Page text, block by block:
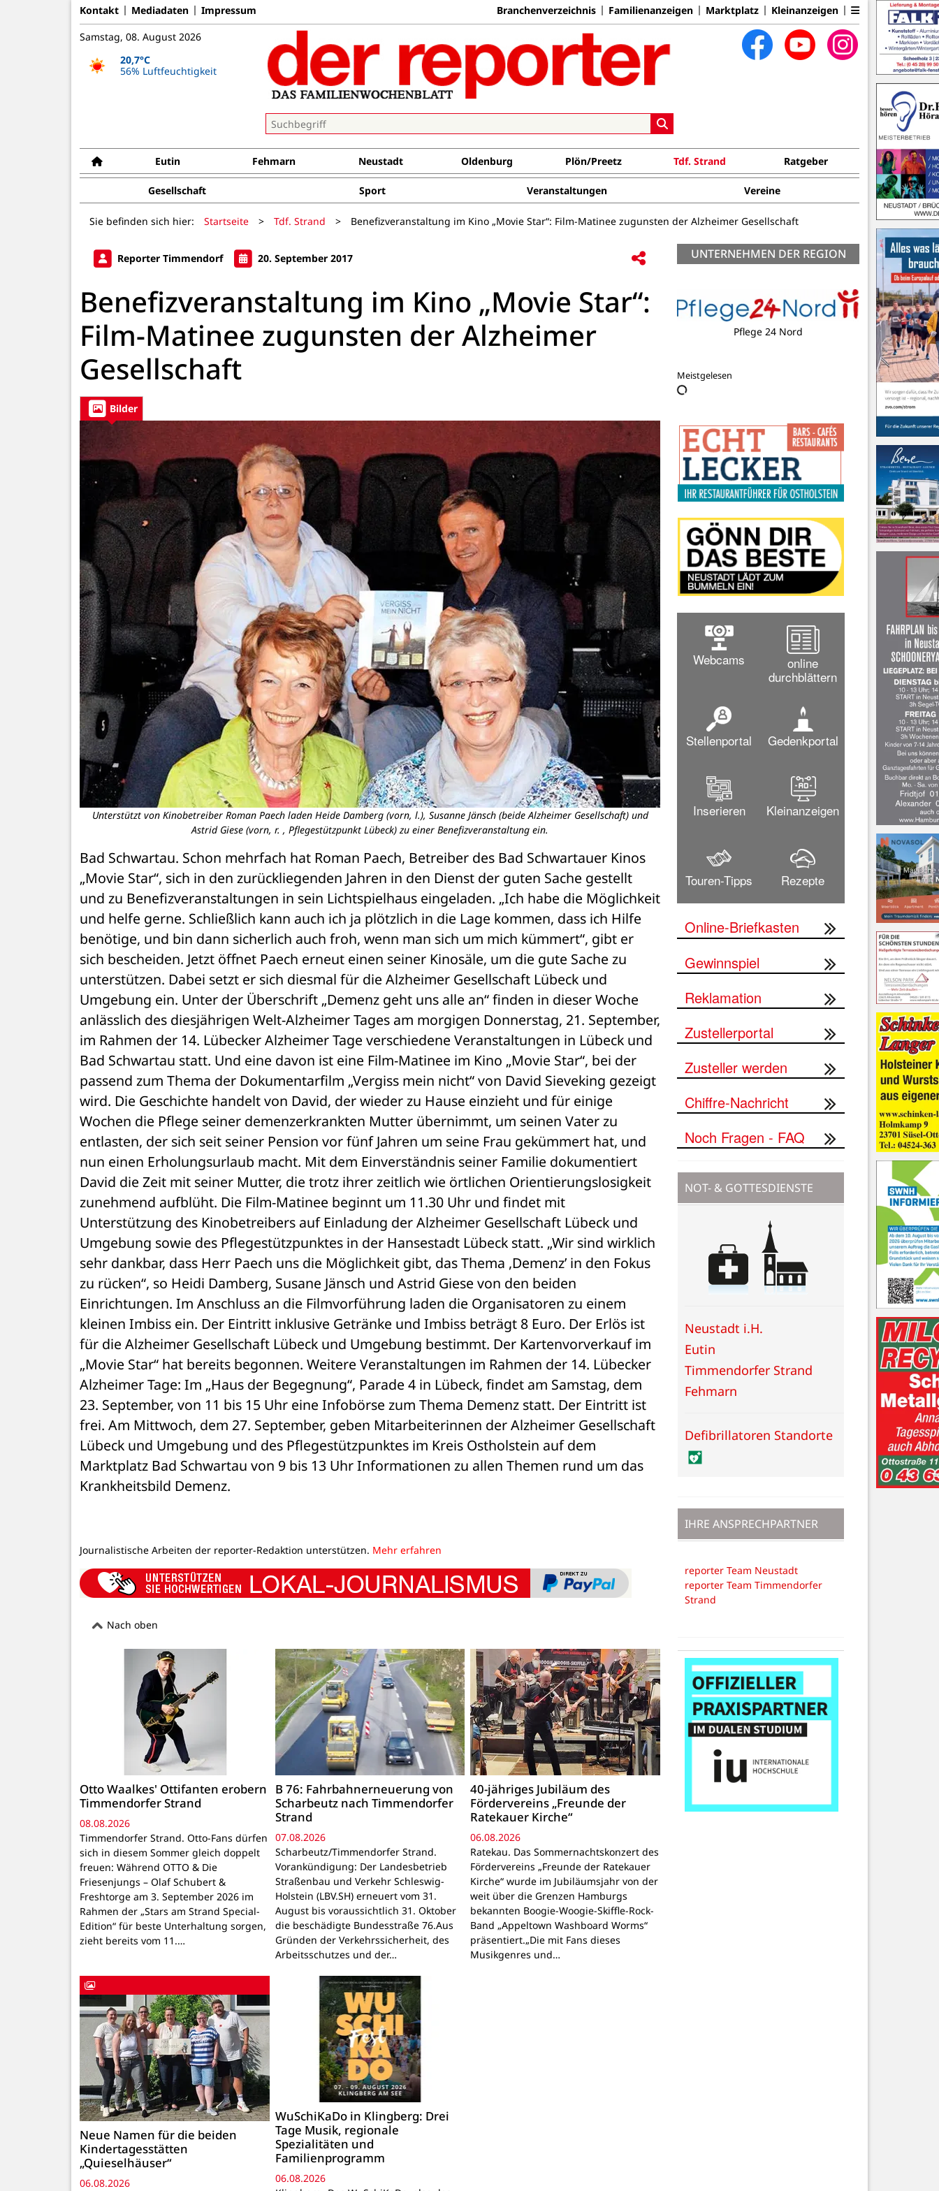
Kontakt Mediadaten Impressum Branchenverzeichnis Familienanzeigen Marktplatz Kleinanzeigen
Samstag, 08. August 2026
20,7°C
56% Luftfeuchtigkeit
Eutin Fehmarn Neustadt Oldenburg Plön/Preetz Tdf. Strand Ratgeber
Gesellschaft Sport Veranstaltungen Vereine
Sie befinden sich hier: Startseite > Tdf. Strand > Benefizveranstaltung im Kino „Movie Star“: Film-Matinee zugunsten der Alzheimer Gesellschaft
Reporter Timmendorf 20. September 2017
Benefizveranstaltung im Kino „Movie Star“:
Film-Matinee zugunsten der Alzheimer
Gesellschaft
Bilder
Unterstützt von Kinobetreiber Roman Paech laden Heide Damberg (vorn, l.), Susanne Jänsch (beide Alzheimer Gesellschaft) und
Astrid Giese (vorn, r. , Pflegestützpunkt Lübeck) zu einer Benefizveranstaltung ein.
Bad Schwartau. Schon mehrfach hat Roman Paech, Betreiber des Bad Schwartauer Kinos
„Movie Star“, sich in den zurückliegenden Jahren in den Dienst der guten Sache gestellt
und zu Benefizveranstaltungen in sein Lichtspielhaus eingeladen. „Ich habe die Möglichkeit
und helfe gerne. Schließlich kann auch ich ja plötzlich in die Lage kommen, dass ich Hilfe
benötige, und bin dann sicherlich auch froh, wenn man sich um mich kümmert“, gibt er
sich bescheiden. Jetzt öffnet Paech erneut einen seiner Kinosäle, um die gute Sache zu
unterstützen. Dabei setzt er sich diesmal für die Alzheimer Gesellschaft Lübeck und
Umgebung ein. Unter der Überschrift „Demenz geht uns alle an“ finden in dieser Woche
anlässlich des diesjährigen Welt-Alzheimer Tages am morgigen Donnerstag, 21. September,
im Rahmen der 14. Lübecker Alzheimer Tage verschiedene Veranstaltungen in Lübeck und
Bad Schwartau statt. Und eine davon ist eine Film-Matinee im Kino „Movie Star“, bei der
passend zum Thema der Dokumentarfilm „Vergiss mein nicht“ von David Sieveking gezeigt
wird. Die Geschichte handelt von David, der wieder zu Hause einzieht und für einige
Wochen die Pflege seiner demenzerkrankten Mutter übernimmt, um seinen Vater zu
entlasten, der sich seit seiner Pension vor fünf Jahren um seine Frau gekümmert hat, und
nun einen Erholungsurlaub macht. Mit dem Einverständnis seiner Familie dokumentiert
David die Zeit mit seiner Mutter, die trotz ihrer zeitlich wie örtlichen Orientierungslosigkeit
zunehmend aufblüht. Die Film-Matinee beginnt um 11.30 Uhr und findet mit
Unterstützung des Kinobetreibers auf Einladung der Alzheimer Gesellschaft Lübeck und
Umgebung sowie des Pflegestützpunktes in der Hansestadt Lübeck statt. „Wir sind wirklich
sehr dankbar, dass Herr Paech uns die Möglichkeit gibt, das Thema ,Demenz’ in den Fokus
zu rücken“, so Heidi Damberg, Susane Jänsch und Astrid Giese von den beiden
Einrichtungen. Im Anschluss an die Filmvorführung laden die Organisatoren zu einem
kleinen Imbiss ein. Der Eintritt inklusive Getränke und Imbiss beträgt 8 Euro. Der Erlös ist
für die Alzheimer Gesellschaft Lübeck und Umgebung bestimmt. Der Kartenvorverkauf im
„Movie Star“ hat bereits begonnen. Weitere Veranstaltungen im Rahmen der 14. Lübecker
Alzheimer Tage: Im „Haus der Begegnung“, Parade 4 in Lübeck, findet am Samstag, dem
23. September, von 11 bis 15 Uhr eine Infobörse zum Thema Demenz statt. Der Eintritt ist
frei. Am Mittwoch, dem 27. September, geben Mitarbeiterinnen der Alzheimer Gesellschaft
Lübeck und Umgebung und des Pflegestützpunktes im Kreis Ostholstein auf dem
Marktplatz Bad Schwartau von 9 bis 13 Uhr Informationen zu allen Themen rund um das
Krankheitsbild Demenz.
Journalistische Arbeiten der reporter-Redaktion unterstützen. Mehr erfahren
Nach oben
Otto Waalkes' Ottifanten erobern
Timmendorfer Strand
08.08.2026
Timmendorfer Strand. Otto-Fans dürfen
sich in diesem Sommer gleich doppelt
freuen: Während OTTO & Die
Friesenjungs – Olaf Schubert &
Freshtorge am 3. September 2026 im
Rahmen der „Stars am Strand Special-
Edition“ für beste Unterhaltung sorgen,
zieht bereits vom 11.…
B 76: Fahrbahnerneuerung von
Scharbeutz nach Timmendorfer
Strand
07.08.2026
Scharbeutz/Timmendorfer Strand.
Vorankündigung: Der Landesbetrieb
Straßenbau und Verkehr Schleswig-
Holstein (LBV.SH) erneuert vom 31.
August bis voraussichtlich 31. Oktober
die beschädigte Bundesstraße 76.Aus
Gründen der Verkehrssicherheit, des
Arbeitsschutzes und der…
40-jähriges Jubiläum des
Fördervereins „Freunde der
Ratekauer Kirche“
06.08.2026
Ratekau. Das Sommernachtskonzert des
Fördervereins „Freunde der Ratekauer
Kirche“ wurde im Jubiläumsjahr von der
weit über die Grenzen Hamburgs
bekannten Boogie-Woogie-Skiffle-Rock-
Band „Appeltown Washboard Worms“
präsentiert.„Die mit Fans dieses
Musikgenres und…
Neue Namen für die beiden
Kindertagesstätten
„Quieselhäuser“
06.08.2026
WuSchiKaDo in Klingberg: Drei
Tage Musik, regionale
Spezialitäten und
Familienprogramm
06.08.2026
UNTERNEHMEN DER REGION
Meistgelesen
Webcams
online
durchblättern
Stellenportal Gedenkportal
Inserieren Kleinanzeigen
Touren-Tipps Rezepte
Online-Briefkasten
Gewinnspiel
Reklamation
Zustellerportal
Zusteller werden
Chiffre-Nachricht
Noch Fragen - FAQ
NOT- & GOTTESDIENSTE
Neustadt i.H.
Eutin
Timmendorfer Strand
Fehmarn
Defibrillatoren Standorte
IHRE ANSPRECHPARTNER
reporter Team Neustadt
reporter Team Timmendorfer
Strand